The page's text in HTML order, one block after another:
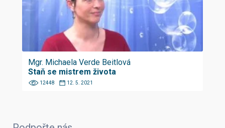
Mgr. Michaela Verde Beitlová
Staň se mistrem života
12448 12. 5. 2021